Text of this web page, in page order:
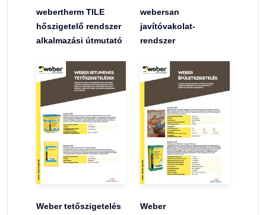
webertherm TILE
hőszigetelő rendszer
alkalmazási útmutató
webersan
javítóvakolat-
rendszer
Weber tetőszigetelés
Weber